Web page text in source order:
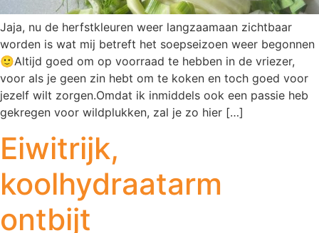
Jaja, nu de herfstkleuren weer langzaamaan zichtbaar
worden is wat mij betreft het soepseizoen weer begonnen
🙂Altijd goed om op voorraad te hebben in de vriezer,
voor als je geen zin hebt om te koken en toch goed voor
jezelf wilt zorgen.Omdat ik inmiddels ook een passie heb
gekregen voor wildplukken, zal je zo hier […]
Eiwitrijk,
koolhydraatarm
ontbijt